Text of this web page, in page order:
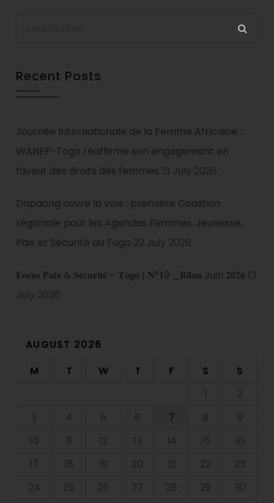
Recent Posts
Journée Internationale de la Femme Africaine :
WANEP-Togo réaffirme son engagement en
faveur des droits des femmes 31 July 2026
Dapaong ouvre la voie : première Coalition
régionale pour les Agendas Femmes, Jeunesse,
Paix et Sécurité au Togo 22 July 2026
𝐅𝐨𝐜𝐮𝐬 𝐏𝐚𝐢𝐱 & 𝐒𝐞́𝐜𝐮𝐫𝐢𝐭𝐞́ – 𝐓𝐨𝐠𝐨 | 𝐍°𝟏9 _𝐁𝐢𝐥𝐚𝐧 Juin 𝟐𝟎𝟐𝟔 13
July 2026
AUGUST 2026
M
T W T F S
S
1
2
3
4 5 6 7 8
9
10
11 12 13 14 15
16
17
18 19 20 21 22
23
24
25 26 27 28 29
30